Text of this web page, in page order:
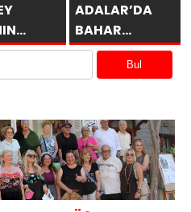
ADALAR’DA
BAHAR
MİMOZALARLA
Bul